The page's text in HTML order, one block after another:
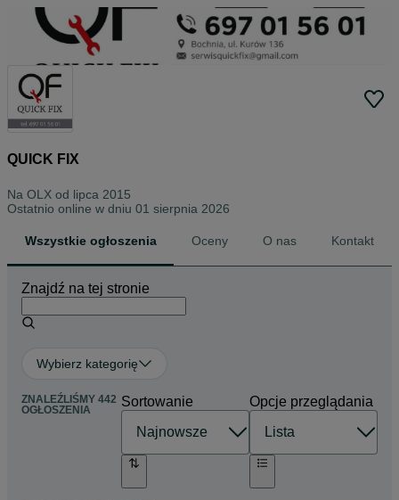
QUICK FIX
Na OLX od lipca 2015
Ostatnio online w dniu 01 sierpnia 2026
Wszystkie ogłoszenia Oceny O nas Kontakt
Znajdź na tej stronie
Wybierz kategorię
ZNALEŹLIŚMY 442
OGŁOSZENIA
Sortowanie Opcje przeglądania